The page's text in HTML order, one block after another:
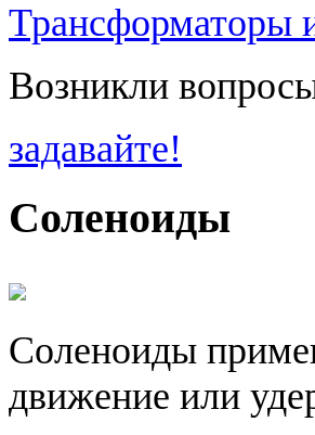
Трансформаторы
Возникли
задавайте!
Соленоиды
Соленоиды
движение или